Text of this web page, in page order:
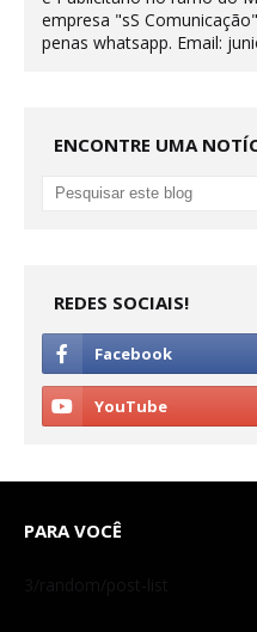
empresa "sS
penas whatsapp. Email:
ENCONTRE UMA
REDES SOCIAIS!
PARA VOCÊ
3/random/post-list